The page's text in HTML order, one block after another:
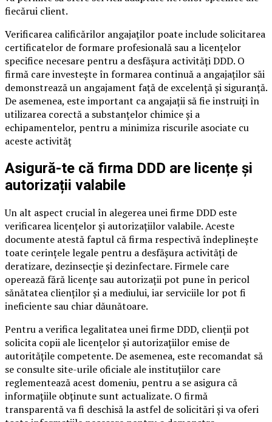
fiecărui client.
Verificarea calificărilor angajaților poate include solicitarea
certificatelor de formare profesională sau a licențelor
specifice necesare pentru a desfășura activități DDD. O
firmă care investește în formarea continuă a angajaților săi
demonstrează un angajament față de excelență și siguranță.
De asemenea, este important ca angajații să fie instruiți în
utilizarea corectă a substanțelor chimice și a
echipamentelor, pentru a minimiza riscurile asociate cu
aceste activităț
Asigură-te că firma DDD are licențe și
autorizații valabile
Un alt aspect crucial în alegerea unei firme DDD este
verificarea licențelor și autorizațiilor valabile. Aceste
documente atestă faptul că firma respectivă îndeplinește
toate cerințele legale pentru a desfășura activități de
deratizare, dezinsecție și dezinfectare. Firmele care
operează fără licențe sau autorizații pot pune în pericol
sănătatea clienților și a mediului, iar serviciile lor pot fi
ineficiente sau chiar dăunătoare.
Pentru a verifica legalitatea unei firme DDD, clienții pot
solicita copii ale licențelor și autorizațiilor emise de
autoritățile competente. De asemenea, este recomandat să
se consulte site-urile oficiale ale instituțiilor care
reglementează acest domeniu, pentru a se asigura că
informațiile obținute sunt actualizate. O firmă
transparentă va fi deschisă la astfel de solicitări și va oferi